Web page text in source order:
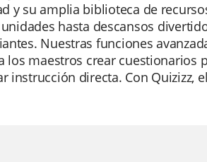
y su amplia biblioteca de
hasta descansos
Nuestras funciones
maestros crear cuestionarios
directa. Con Quizizz,